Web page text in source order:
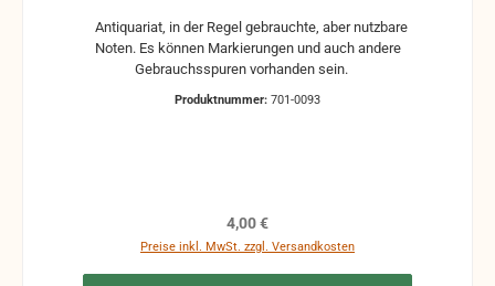
Noten. Es können Markierungen und auch andere
Produktnummer: 701-0093
Regulärer Preis:
4,00 €
Preise inkl. MwSt. zzgl. Versandkosten